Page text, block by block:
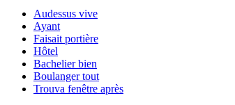
Audessus vive
Ayant
Faisait portière
Hôtel
Bachelier bien
Boulanger tout
Trouva fenêtre après